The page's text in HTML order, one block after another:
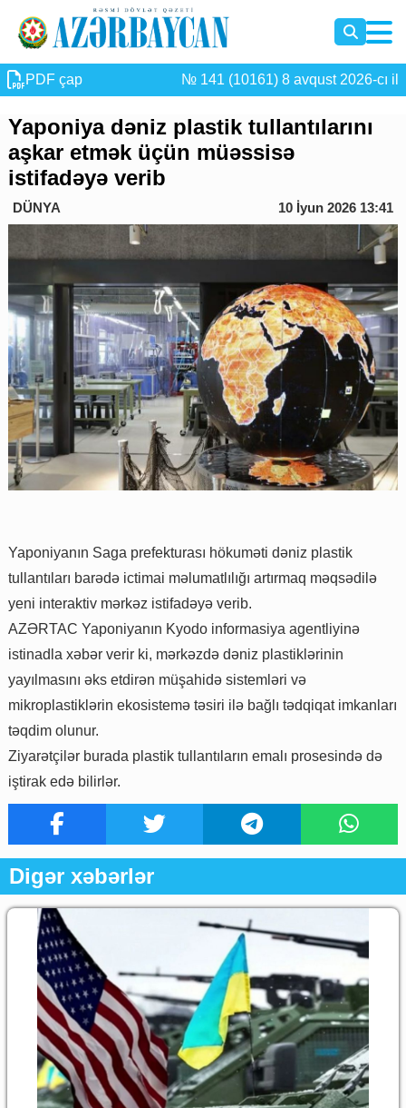
PDF çap № 141 (10161) 8 avqust 2026-cı il
Yaponiya dəniz plastik tullantılarını
aşkar etmək üçün müəssisə
istifadəyə verib
DÜNYA 10 İyun 2026 13:41
Yaponiyanın Saga prefekturası hökuməti dəniz plastik
tullantıları barədə ictimai məlumatlılığı artırmaq məqsədilə
yeni interaktiv mərkəz istifadəyə verib.
AZƏRTAC Yaponiyanın Kyodo informasiya agentliyinə
istinadla xəbər verir ki, mərkəzdə dəniz plastiklərinin
yayılmasını əks etdirən müşahidə sistemləri və
mikroplastiklərin ekosistemə təsiri ilə bağlı tədqiqat imkanları
təqdim olunur.
Ziyarətçilər burada plastik tullantıların emalı prosesində də
iştirak edə bilirlər.
Digər xəbərlər